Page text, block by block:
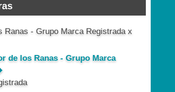
de los Ranas - Grupo Marca